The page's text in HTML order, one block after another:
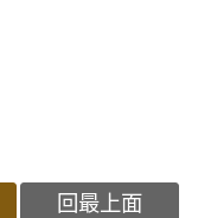
回最上面